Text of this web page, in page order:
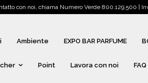
con noi, chiama Numero Verde 800.129.500 |
Ambiente EXPO BAR PARFUME
Point Lavora con noi FAQ